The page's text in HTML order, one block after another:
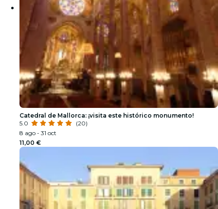
Catedral de Mallorca: ¡visita este histórico monumento!
5.0
(20)
8 ago - 31 oct
11,00 €